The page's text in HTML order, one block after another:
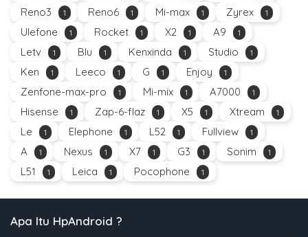
Reno3 1 Reno6 1 Mi-max 1 Zyrex 1
Ulefone 1 Rocket 1 X2 1 A9 1
Letv 1 Blu 1 Kenxinda 1 Studio 1
Ken 1 Leeco 1 G 1 Enjoy 1
Zenfone-max-pro 1 Mi-mix 1 A7000 1
Hisense 1 Zap-6-flaz 1 X5 1 Xtream 1
Le 1 Elephone 1 L52 1 Fullview 1
A 1 Nexus 1 X7 1 G3 1 Sonim 1
L51 1 Leica 1 Pocophone 1
Apa Itu HpAndroid ?